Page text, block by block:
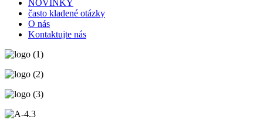
NOVINKY
často kladené otázky
O nás
Kontaktujte nás